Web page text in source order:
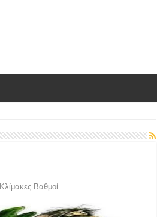
Κλίμακες Βαθμοί